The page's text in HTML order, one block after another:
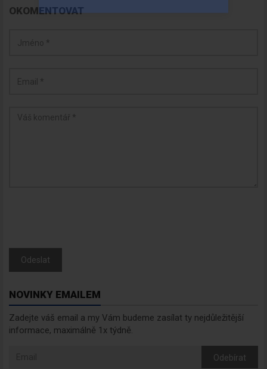
OKOMENTOVAT
Odeslat
NOVINKY EMAILEM
Zadejte váš email a my Vám budeme zasílat ty nejdůležitější
informace, maximálně 1x týdně.
Odebírat